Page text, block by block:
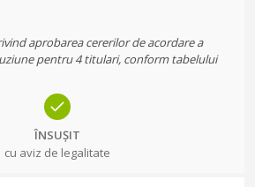
aprobarea cererilor de acordare a
pentru 4 titulari, conform tabelului
ÎNSUȘIT
cu aviz de legalitate